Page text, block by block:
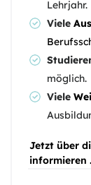
Lehrjahr.
Viele
möglich.
Viele
Jetzt über
informieren